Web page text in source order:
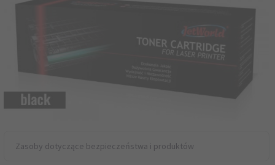
Zasoby dotyczące bezpieczeństwa i produktów